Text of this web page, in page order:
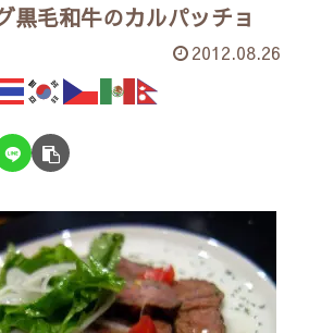
黒毛和牛のカルパッチョ
2012.08.26